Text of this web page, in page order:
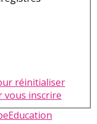
réinitialiser
vous inscrire
Education